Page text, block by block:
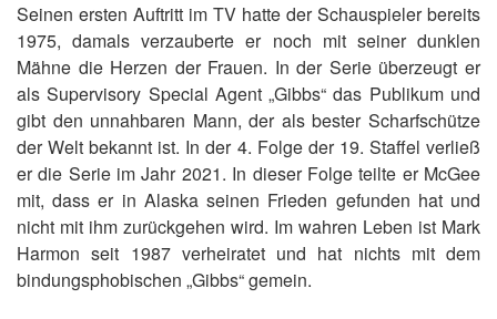
Seinen ersten Auftritt im TV hatte der Schauspieler bereits
1975, damals verzauberte er noch mit seiner dunklen
Mähne die Herzen der Frauen. In der Serie überzeugt er
als Supervisory Special Agent „Gibbs“ das Publikum und
gibt den unnahbaren Mann, der als bester Scharfschütze
der Welt bekannt ist. In der 4. Folge der 19. Staffel verließ
er die Serie im Jahr 2021. In dieser Folge teilte er McGee
mit, dass er in Alaska seinen Frieden gefunden hat und
nicht mit ihm zurückgehen wird. Im wahren Leben ist Mark
Harmon seit 1987 verheiratet und hat nichts mit dem
bindungsphobischen „Gibbs“ gemein.